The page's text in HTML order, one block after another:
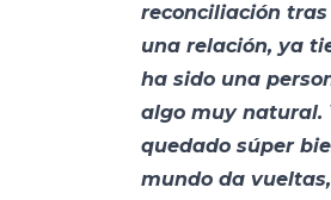
reconciliación
una relación, ya
ha sido una
algo muy natural.
quedado súper
mundo da